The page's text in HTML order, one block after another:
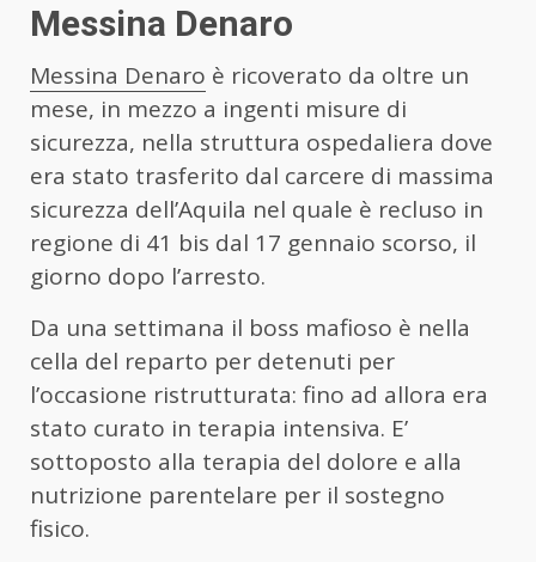
Messina Denaro
Messina Denaro è ricoverato da oltre un
mese, in mezzo a ingenti misure di
sicurezza, nella struttura ospedaliera dove
era stato trasferito dal carcere di massima
sicurezza dell’Aquila nel quale è recluso in
regione di 41 bis dal 17 gennaio scorso, il
giorno dopo l’arresto.
Da una settimana il boss mafioso è nella
cella del reparto per detenuti per
l’occasione ristrutturata: fino ad allora era
stato curato in terapia intensiva. E’
sottoposto alla terapia del dolore e alla
nutrizione parentelare per il sostegno
fisico.